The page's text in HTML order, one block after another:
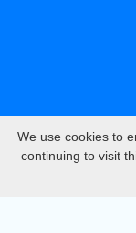
We use cookies to
continuing to visit